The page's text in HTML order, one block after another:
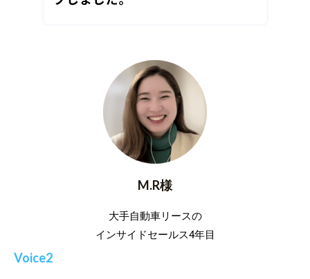
M.R様
大手自動車リースの
インサイドセールス4年目
Voice2